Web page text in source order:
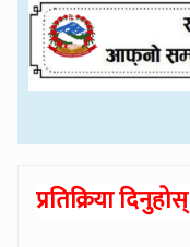
प्रतिक्रिया दिनुहोस्